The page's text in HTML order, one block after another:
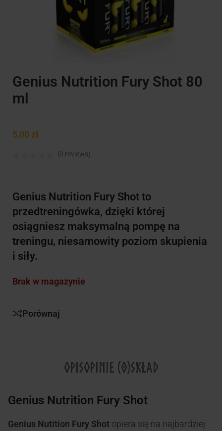
Genius Nutrition Fury Shot 80
ml
5,00 zł
(0 reviews)
Genius Nutrition Fury Shot to
przedtreningówka, dzięki której
osiągniesz maksymalną pompę na
treningu, niesamowity poziom skupienia
i siły.
Brak w magazynie
Porównaj
OPISOPINIE (0)SKŁAD
Genius Nutrition Fury Shot
Genius Nutition Fury Shot opiera się na najbardziej